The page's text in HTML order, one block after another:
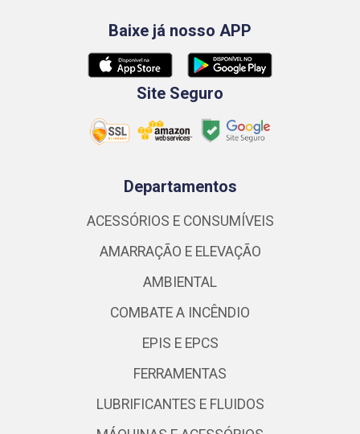
Baixe já nosso APP
Site Seguro
Departamentos
ACESSÓRIOS E CONSUMÍVEIS
AMARRAÇÃO E ELEVAÇÃO
AMBIENTAL
COMBATE A INCÊNDIO
EPIS E EPCS
FERRAMENTAS
LUBRIFICANTES E FLUIDOS